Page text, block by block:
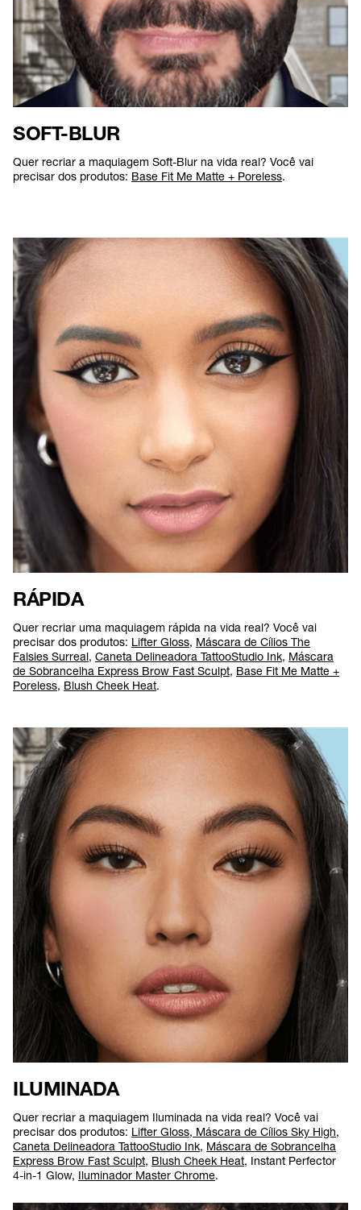
SOFT-BLUR
Quer recriar a maquiagem Soft-Blur na vida real? Você vai
precisar dos produtos: Base Fit Me Matte + Poreless.
RÁPIDA
Quer recriar uma maquiagem rápida na vida real? Você vai
precisar dos produtos: Lifter Gloss, Máscara de Cílios The
Falsies Surreal, Caneta Delineadora TattooStudio Ink, Máscara
de Sobrancelha Express Brow Fast Sculpt, Base Fit Me Matte +
Poreless, Blush Cheek Heat.
ILUMINADA
Quer recriar a maquiagem Iluminada na vida real? Você vai
precisar dos produtos: Lifter Gloss, Máscara de Cílios Sky High,
Caneta Delineadora TattooStudio Ink, Máscara de Sobrancelha
Express Brow Fast Sculpt, Blush Cheek Heat, Instant Perfector
4-in-1 Glow, Iluminador Master Chrome.